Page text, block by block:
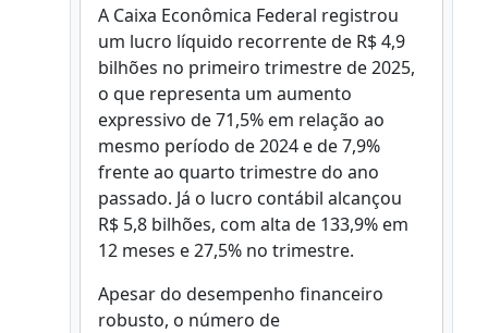
A Caixa Econômica Federal registrou
um lucro líquido recorrente de R$ 4,9
bilhões no primeiro trimestre de 2025,
o que representa um aumento
expressivo de 71,5% em relação ao
mesmo período de 2024 e de 7,9%
frente ao quarto trimestre do ano
passado. Já o lucro contábil alcançou
R$ 5,8 bilhões, com alta de 133,9% em
12 meses e 27,5% no trimestre.
Apesar do desempenho financeiro
robusto, o número de